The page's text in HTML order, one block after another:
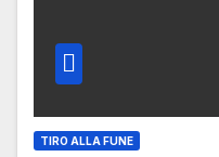
TIRO ALLA FUNE